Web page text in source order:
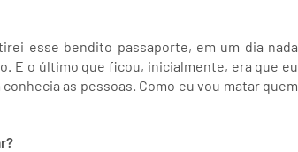
esse bendito passaporte, em um dia nada
E o último que ficou, inicialmente, era que eu
as pessoas. Como eu vou matar quem